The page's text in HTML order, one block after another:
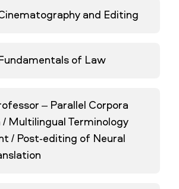
and Editing
of Law
– Parallel Corpora
/ Multilingual Terminology
/ Post-editing of Neural